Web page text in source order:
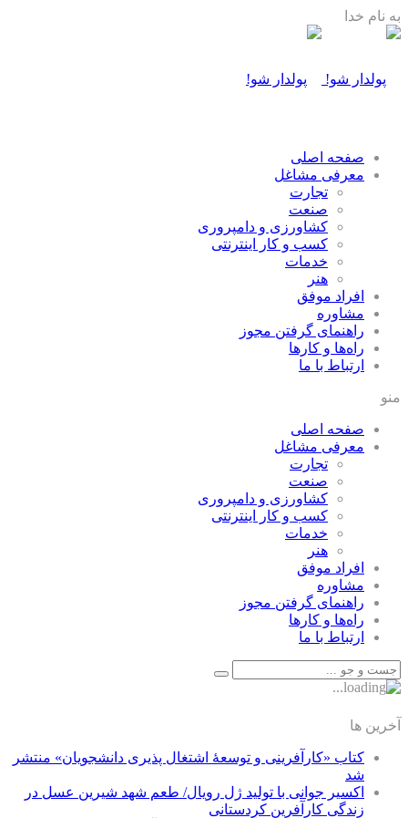
به نام خدا
صفحه اصلی
معرفی مشاغل
تجارت
صنعت
كشاورزی و دامپروری
كسب و كار اينترنتی
خدمات
هنر
افراد موفق
مشاوره
راهنمای گرفتن مجوز
راه‌ها و كارها
ارتباط با ما
منو
صفحه اصلی
معرفی مشاغل
تجارت
صنعت
كشاورزی و دامپروری
كسب و كار اينترنتی
خدمات
هنر
افراد موفق
مشاوره
راهنمای گرفتن مجوز
راه‌ها و كارها
ارتباط با ما
آخرین ها
کتاب «کارآفرینی و توسعۀ اشتغال پذیری دانشجویان» منتشر
شد
اکسیر جوانی با تولید ژل رویال/ طعم شهد شیرین عسل‌ در
زندگی کارآفرین کردستانی